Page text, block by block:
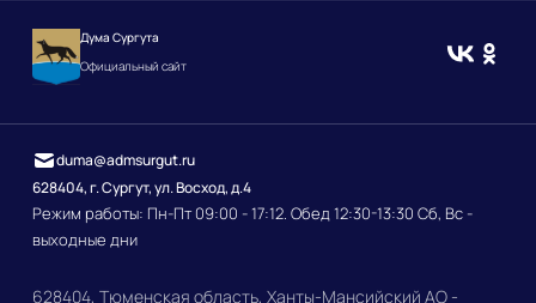
Дума Сургута
Официальный сайт
628404, г. Сургут, ул. Восход, д.4
Режим работы: Пн-Пт 09:00 - 17:12. Обед 12:30-13:30 Сб, Вс -
выходные дни
duma@admsurgut.ru
628404, Тюменская область, Ханты-Мансийский АО -